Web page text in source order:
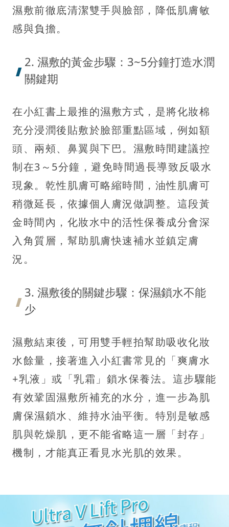
濕敷前徹底清潔雙手與臉部，降低肌膚敏
感與負擔。
2. 濕敷的黃金步驟：3~5分鐘打造水潤
關鍵期
在小紅書上最推的濕敷方式，是將化妝棉
充分浸潤後貼敷於臉部重點區域，例如額
頭、兩頰、鼻翼與下巴。濕敷時間建議控
制在3～5分鐘，避免時間過長導致反吸水
現象。乾性肌膚可略縮時間，油性肌膚可
稍微延長，依據個人膚況做調整。這段黃
金時間內，化妝水中的活性保養成分會深
入角質層，幫助肌膚快速補水並鎮定膚
況。
3. 濕敷後的關鍵步驟：保濕鎖水不能
少
濕敷結束後，可用雙手輕拍幫助吸收化妝
水餘量，接著進入小紅書常見的「爽膚水
+乳液」或「乳霜」鎖水保養法。這步驟能
有效鞏固濕敷所補充的水分，進一步為肌
膚保濕鎖水、維持水油平衡。特別是敏感
肌與乾燥肌，更不能省略這一層「封存」
機制，才能真正看見水光肌的效果。